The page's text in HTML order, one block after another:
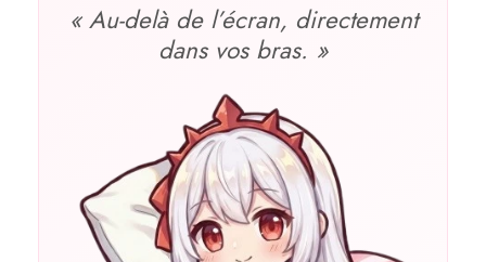
« Au‑delà de l’écran, directement
dans vos bras. »